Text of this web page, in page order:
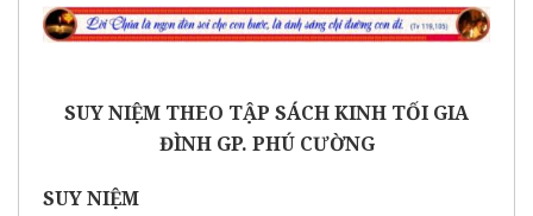
SUY NIỆM THEO TẬP SÁCH KINH TỐI GIA
ĐÌNH GP. PHÚ CƯỜNG
SUY NIỆM